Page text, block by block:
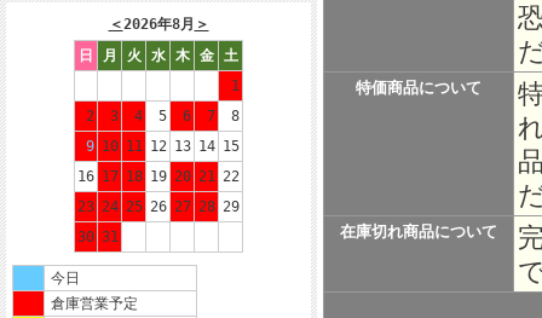
＜2026年8月 ＞
日
月 火 水 木 金
土
1
2
3 4 5 6 7
8
9 10 11 12 13 14 15
16 17 18 19 20 21
22
23 24 25 26 27 28 29
30 31
今日
倉庫営業予定
特価商品について
在庫切れ商品について